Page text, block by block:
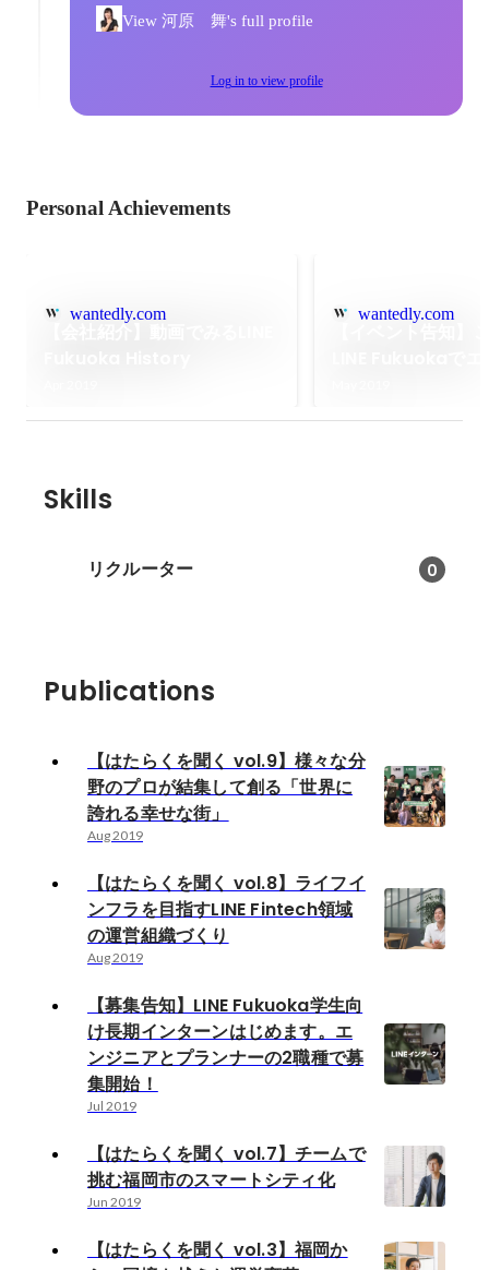
View 河原 舞's full profile
Log in to view profile
Personal Achievements
wantedly.com wantedly.com
Skills
リクルーター 0
Publications
【はたらくを聞く vol.9】様々な分
野のプロが結集して創る「世界に
誇れる幸せな街」
Aug 2019
【はたらくを聞く vol.8】ライフイ
ンフラを目指すLINE Fintech領域
の運営組織づくり
Aug 2019
【募集告知】LINE Fukuoka学生向
け長期インターンはじめます。エ
ンジニアとプランナーの2職種で募
集開始！
Jul 2019
【はたらくを聞く vol.7】チームで
挑む福岡市のスマートシティ化
Jun 2019
【はたらくを聞く vol.3】福岡か